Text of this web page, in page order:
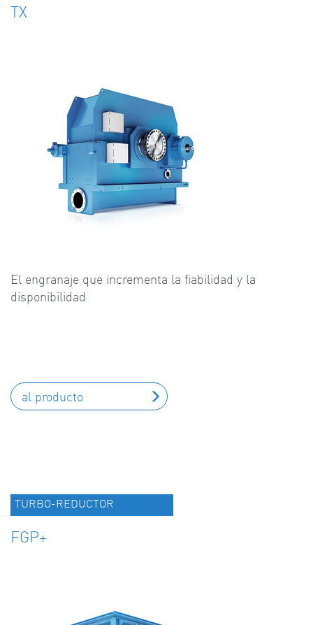
TX
El engranaje que incrementa la fiabilidad y la
disponibilidad
al producto
TURBO-REDUCTOR
FGP+